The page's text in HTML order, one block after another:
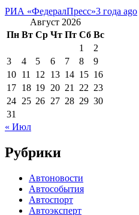
РИА «ФедералПресс»3 года ago
Август 2026
Пн Вт Ср Чт Пт Сб Вс
1
2
3
4 5 6 7 8
9
10 11 12 13 14 15 16
17 18 19 20 21 22 23
24 25 26 27 28 29 30
31
« Июл
Рубрики
Автоновости
Автособытия
Автоспорт
Автоэксперт